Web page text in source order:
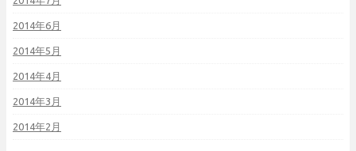
2014年6月
2014年5月
2014年4月
2014年3月
2014年2月